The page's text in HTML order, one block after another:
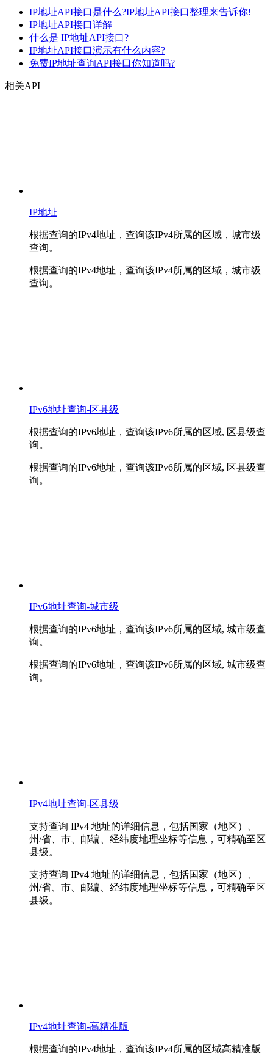
IP地址API接口是什么?IP地址API接口整理来告诉你!
IP地址API接口详解
什么是 IP地址API接口?
IP地址API接口演示有什么内容?
免费IP地址查询API接口你知道吗?
相关API
IP地址
根据查询的IPv4地址，查询该IPv4所属的区域，城市级
查询。
根据查询的IPv4地址，查询该IPv4所属的区域，城市级
查询。
IPv6地址查询-区县级
根据查询的IPv6地址，查询该IPv6所属的区域, 区县级查
询。
根据查询的IPv6地址，查询该IPv6所属的区域, 区县级查
询。
IPv6地址查询-城市级
根据查询的IPv6地址，查询该IPv6所属的区域, 城市级查
询。
根据查询的IPv6地址，查询该IPv6所属的区域, 城市级查
询。
IPv4地址查询-区县级
支持查询 IPv4 地址的详细信息，包括国家（地区）、
州/省、市、邮编、经纬度地理坐标等信息，可精确至区
县级。
支持查询 IPv4 地址的详细信息，包括国家（地区）、
州/省、市、邮编、经纬度地理坐标等信息，可精确至区
县级。
IPv4地址查询-高精准版
根据查询的IPv4地址，查询该IPv4所属的区域高精准版